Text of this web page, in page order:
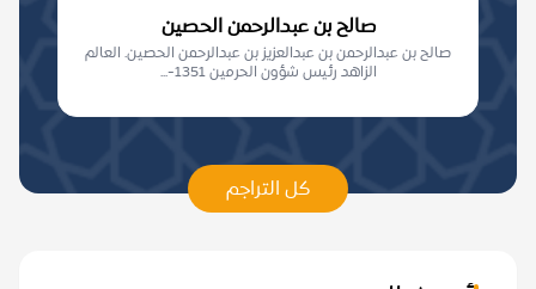
صالح بن عبدالرحمن الحصين
صالح بن عبدالرحمن بن عبدالعزيز بن عبدالرحمن الحصين. العالم
الزاهد رئيس شؤون الحرمين 1351-...
كل التراجم